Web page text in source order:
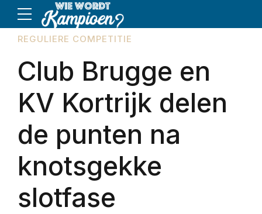
REGULIERE COMPETITIE
Club Brugge en
KV Kortrijk delen
de punten na
knotsgekke
slotfase